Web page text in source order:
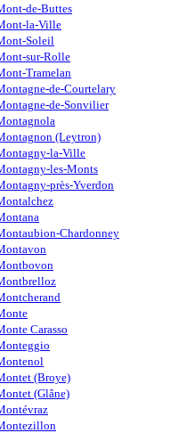
de-Buttes
la-Ville
Soleil
sur-Rolle
Tramelan
de-Courtelary
de-Sonvilier
(Leytron)
la-Ville
les-Monts
près-Yverdon
Chardonney
Carasso
(Broye)
(Glâne)